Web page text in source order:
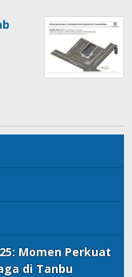
Momen Perkuat
di Tanbu